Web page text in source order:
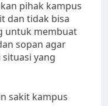
pihak kampus
dan tidak bisa
untuk membuat
sopan agar
yang
sakit kampus